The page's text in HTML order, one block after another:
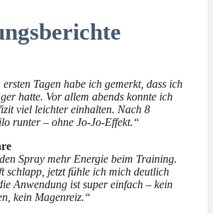
ersten Tagen habe ich gemerkt, dass ich
hatte. Vor allem abends konnte ich
viel leichter einhalten. Nach 8
runter – ohne Jo-Jo-Effekt.“
Spray mehr Energie beim Training.
schlapp, jetzt fühle ich mich deutlich
Anwendung ist super einfach – kein
kein Magenreiz.“